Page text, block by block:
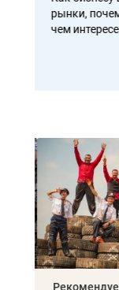
рынки,
чем